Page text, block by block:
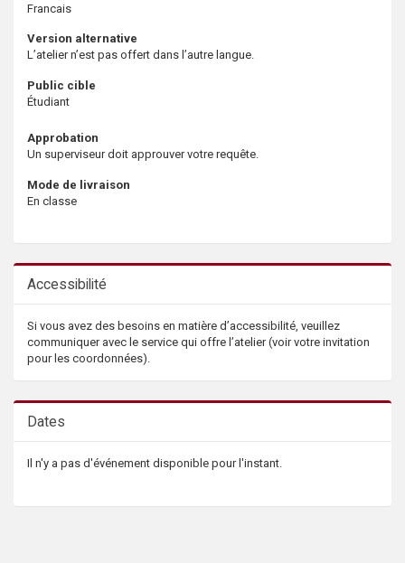
Francais
Version alternative
L’atelier n’est pas offert dans l’autre langue.
Public cible
Étudiant
Approbation
Un superviseur doit approuver votre requête.
Mode de livraison
En classe
Accessibilité
Si vous avez des besoins en matière d’accessibilité, veuillez
communiquer avec le service qui offre l’atelier (voir votre invitation
pour les coordonnées).
Dates
Il n'y a pas d'événement disponible pour l'instant.